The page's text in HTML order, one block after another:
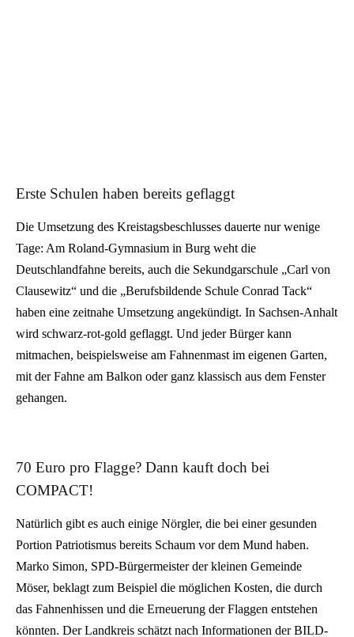
Erste Schulen haben bereits geflaggt
Die Umsetzung des Kreistagsbeschlusses dauerte nur wenige
Tage: Am Roland-Gymnasium in Burg weht die
Deutschlandfahne bereits, auch die Sekundgarschule „Carl von
Clausewitz“ und die „Berufsbildende Schule Conrad Tack“
haben eine zeitnahe Umsetzung angekündigt. In Sachsen-Anhalt
wird schwarz-rot-gold geflaggt. Und jeder Bürger kann
mitmachen, beispielsweise am Fahnenmast im eigenen Garten,
mit der Fahne am Balkon oder ganz klassisch aus dem Fenster
gehangen.
70 Euro pro Flagge? Dann kauft doch bei
COMPACT!
Natürlich gibt es auch einige Nörgler, die bei einer gesunden
Portion Patriotismus bereits Schaum vor dem Mund haben.
Marko Simon, SPD-Bürgermeister der kleinen Gemeinde
Möser, beklagt zum Beispiel die möglichen Kosten, die durch
das Fahnenhissen und die Erneuerung der Flaggen entstehen
könnten. Der Landkreis schätzt nach Informationen der BILD-